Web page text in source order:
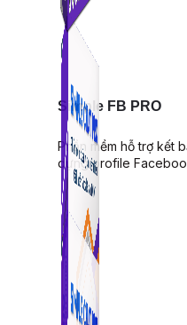
Simple FB PRO
Phần mềm hỗ trợ kết
dựng profile